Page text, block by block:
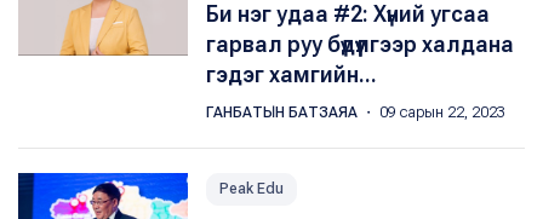
Би нэг удаа #2: Хүний угсаа
гарвал руу бүдүүлгээр халдана
гэдэг хамгийн...
ГАНБАТЫН БАТЗАЯА ・ 09 сарын 22, 2023
Peak Edu